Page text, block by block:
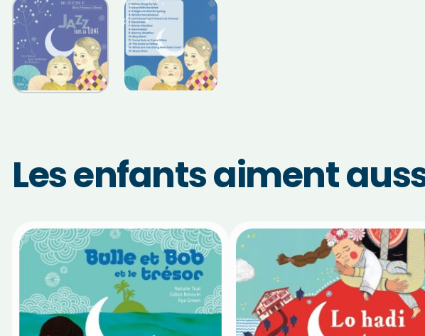
Les enfants aiment